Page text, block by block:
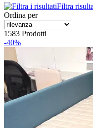
Filtra
Ordina per
1583 Prodotti
-40%